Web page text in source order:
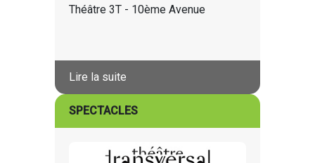
Théâtre 3T - 10ème Avenue
Lire la suite
SPECTACLES